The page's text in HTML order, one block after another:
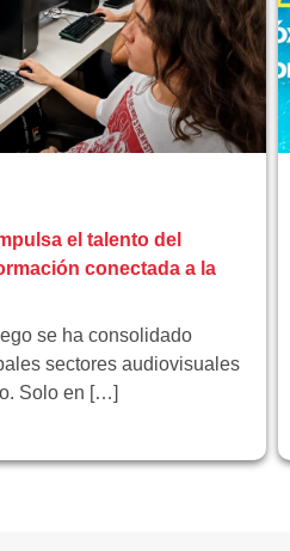
el talento del
conectada a la
se ha consolidado
sectores audiovisuales
Solo en […]